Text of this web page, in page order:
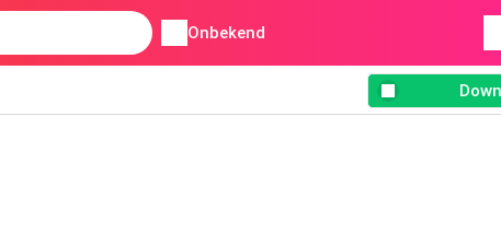
Onbekend